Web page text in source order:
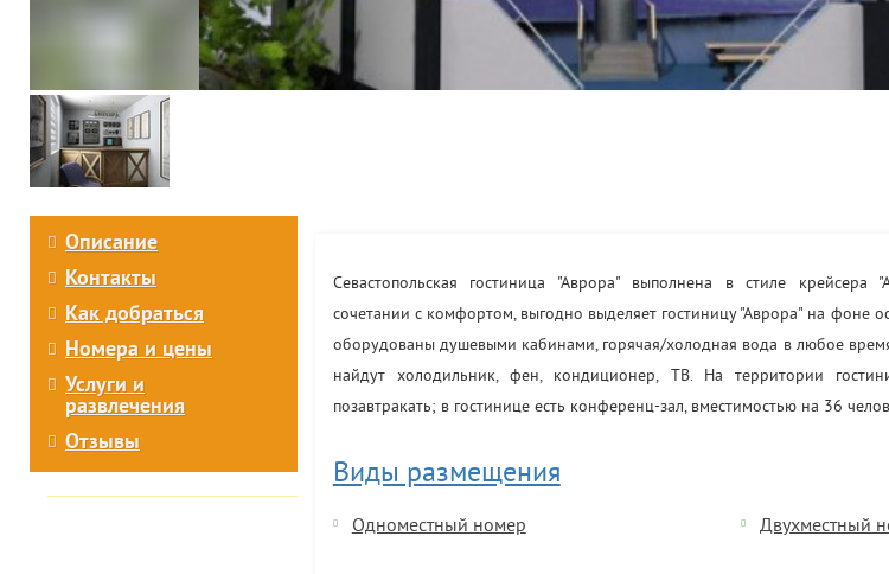
Описание
Контакты
Как добраться
Номера и цены
Услуги и
развлечения
Отзывы
Севастопольская гостиница "Аврора" выполнена в стиле крейсера
сочетании с комфортом, выгодно выделяет гостиницу "Аврора" на фоне
оборудованы душевыми кабинами, горячая/холодная вода в любое
найдут холодильник, фен, кондиционер, ТВ. На территории
позавтракать; в гостинице есть конференц-зал, вместимостью на 36
Виды размещения
Одноместный номер Двухместный